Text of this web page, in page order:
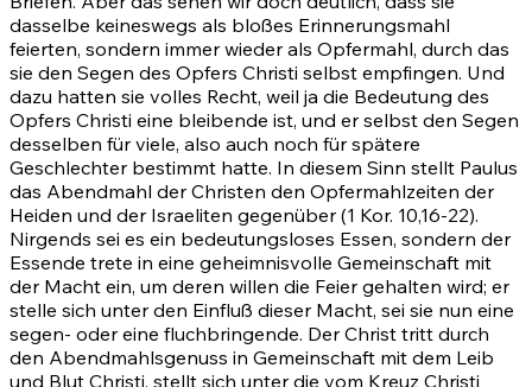
dasselbe keineswegs als bloßes Erinnerungsmahl
feierten, sondern immer wieder als Opfermahl, durch das
sie den Segen des Opfers Christi selbst empfingen. Und
dazu hatten sie volles Recht, weil ja die Bedeutung des
Opfers Christi eine bleibende ist, und er selbst den Segen
desselben für viele, also auch noch für spätere
Geschlechter bestimmt hatte. In diesem Sinn stellt Paulus
das Abendmahl der Christen den Opfermahlzeiten der
Heiden und der Israeliten gegenüber(1 Kor. 10,16-22).
Nirgends sei es ein bedeutungsloses Essen, sondern der
Essende trete in eine geheimnisvolle Gemeinschaft mit
der Macht ein, um deren willen die Feier gehalten wird; er
stelle sich unter den Einfluß dieser Macht, sei sie nun eine
segen- oder eine fluchbringende. Der Christ tritt durch
den Abendmahlsgenuss in Gemeinschaft mit dem Leib
und Blut Christi, stellt sich unter die vom Kreuz Christi